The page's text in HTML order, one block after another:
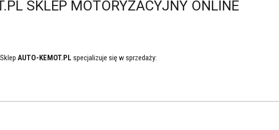
SKLEP MOTORYZACYJNY ONLINE
Sklep AUTO-KEMOT.PL specjalizuje się w sprzedaży: